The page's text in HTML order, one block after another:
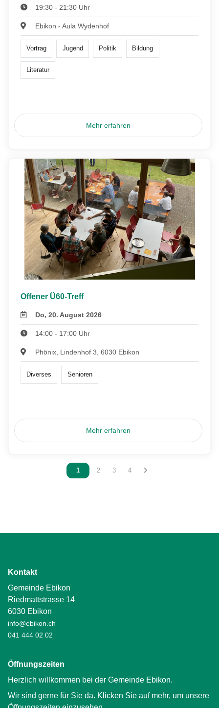
19:30 - 21:30 Uhr
Ebikon - Aula Wydenhof
Vortrag Jugend Politik Bildung
Literatur
Mehr erfahren
Offener Ü60-Treff
Do, 20. August 2026
14:00 - 17:00 Uhr
Phönix, Lindenhof 3, 6030 Ebikon
Diverses Senioren
Mehr erfahren
Vous êtes sur la page
1 Vous êtes sur la page
2 Vous êtes sur la page
3 Vous êtes sur la page
4
Kontakt
Gemeinde Ebikon
Riedmattstrasse 14
6030 Ebikon
info@ebikon.ch
041 444 02 02
Öffnungszeiten
Herzlich willkommen bei der Gemeinde Ebikon.
Wir sind gerne für Sie da. Klicken Sie auf mehr, um unsere